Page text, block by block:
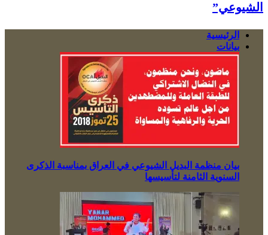
الشيوعي”
الرئيسية
بيانات
بيان منظمة البديل الشيوعي في العراق بمناسبة الذكرى
السنوية الثامنة لتأسيسها